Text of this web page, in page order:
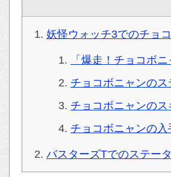
妖怪ウォッチ3でのチョ
「爆走！チョコボ
チョコボニャンのス
チョコボニャンの
チョコボニャンの
バスターズTでのステー